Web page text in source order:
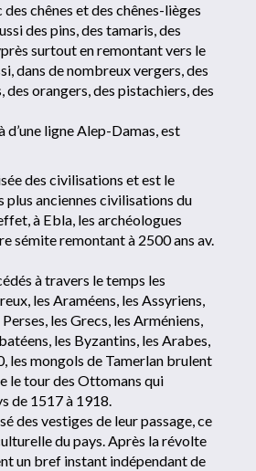
chênes et des chênes-lièges
des pins, des tamaris, des
surtout en remontant vers le
dans de nombreux vergers, des
des orangers, des pistachiers, des
d’une ligne Alep-Damas, est
des civilisations et est le
plus anciennes civilisations du
à Ebla, les archéologues
sémite remontant à 2500 ans av.
à travers le temps les
les Araméens, les Assyriens,
les Grecs, les Arméniens,
les Byzantins, les Arabes,
les mongols de Tamerlan brulent
le tour des Ottomans qui
de 1517 à 1918.
des vestiges de leur passage, ce
du pays. Après la révolte
un bref instant indépendant de